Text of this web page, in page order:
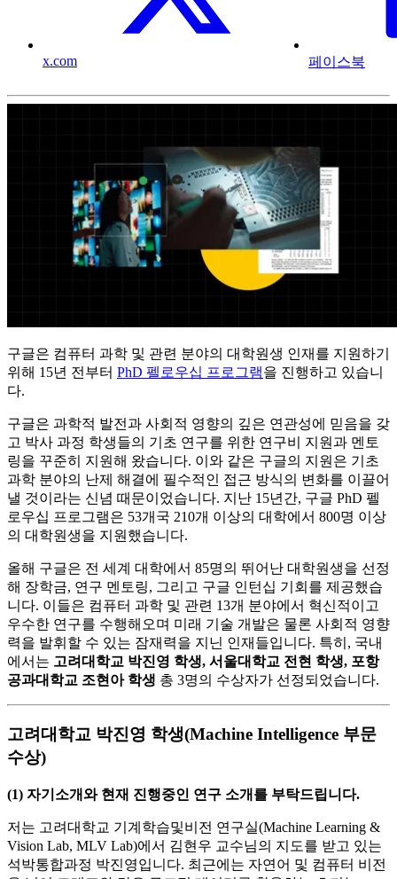
x.com 페이스북
구글은 컴퓨터 과학 및 관련 분야의 대학원생 인재를 지원하기
위해 15년 전부터 PhD 펠로우십 프로그램을 진행하고 있습니
다.
구글은 과학적 발전과 사회적 영향의 깊은 연관성에 믿음을 갖
고 박사 과정 학생들의 기초 연구를 위한 연구비 지원과 멘토
링을 꾸준히 지원해 왔습니다. 이와 같은 구글의 지원은 기초
과학 분야의 난제 해결에 필수적인 접근 방식의 변화를 이끌어
낼 것이라는 신념 때문이었습니다. 지난 15년간, 구글 PhD 펠
로우십 프로그램은 53개국 210개 이상의 대학에서 800명 이상
의 대학원생을 지원했습니다.
올해 구글은 전 세계 대학에서 85명의 뛰어난 대학원생을 선정
해 장학금, 연구 멘토링, 그리고 구글 인턴십 기회를 제공했습
니다. 이들은 컴퓨터 과학 및 관련 13개 분야에서 혁신적이고
우수한 연구를 수행해오며 미래 기술 개발은 물론 사회적 영향
력을 발휘할 수 있는 잠재력을 지닌 인재들입니다. 특히, 국내
에서는 고려대학교 박진영 학생, 서울대학교 전현 학생, 포항
공과대학교 조현아 학생 총 3명의 수상자가 선정되었습니다.
고려대학교 박진영 학생(Machine Intelligence 부문
수상)
(1) 자기소개와 현재 진행중인 연구 소개를 부탁드립니다.
저는 고려대학교 기계학습및비전 연구실(Machine Learning &
Vision Lab, MLV Lab)에서 김현우 교수님의 지도를 받고 있는
석박통합과정 박진영입니다. 최근에는 자연어 및 컴퓨터 비전